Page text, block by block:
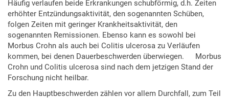
Häufig verlaufen beide Erkrankungen schubförmig, d.h. Zeiten
erhöhter Entzündungsaktivität, den sogenannten Schüben,
folgen Zeiten mit geringer Krankheitsaktivität, den
sogenannten Remissionen. Ebenso kann es sowohl bei
Morbus Crohn als auch bei Colitis ulcerosa zu Verläufen
kommen, bei denen Dauerbeschwerden überwiegen. Morbus
Crohn und Colitis ulcerosa sind nach dem jetzigen Stand der
Forschung nicht heilbar.
Zu den Hauptbeschwerden zählen vor allem Durchfall, zum Teil